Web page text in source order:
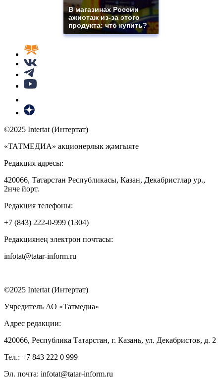
В магазинах России
ажиотаж из-за этого
продукта: что купить?
©2025 Intertat (Интертат)
«ТАТМЕДИА» акционерлык җәмгыяте
Редакция адресы:
420066, Татарстан Республикасы, Казан, Декабристлар ур.,
2нче йорт.
Редакция телефоны:
+7 (843) 222-0-999 (1304)
Редакциянең электрон почтасы:
infotat@tatar-inform.ru
©2025 Intertat (Интертат)
Учредитель АО «Татмедиа»
Адрес редакции:
420066, Республика Татарстан, г. Казань, ул. Декабристов, д. 2
Тел.: +7 843 222 0 999
Эл. почта: infotat@tatar-inform.ru